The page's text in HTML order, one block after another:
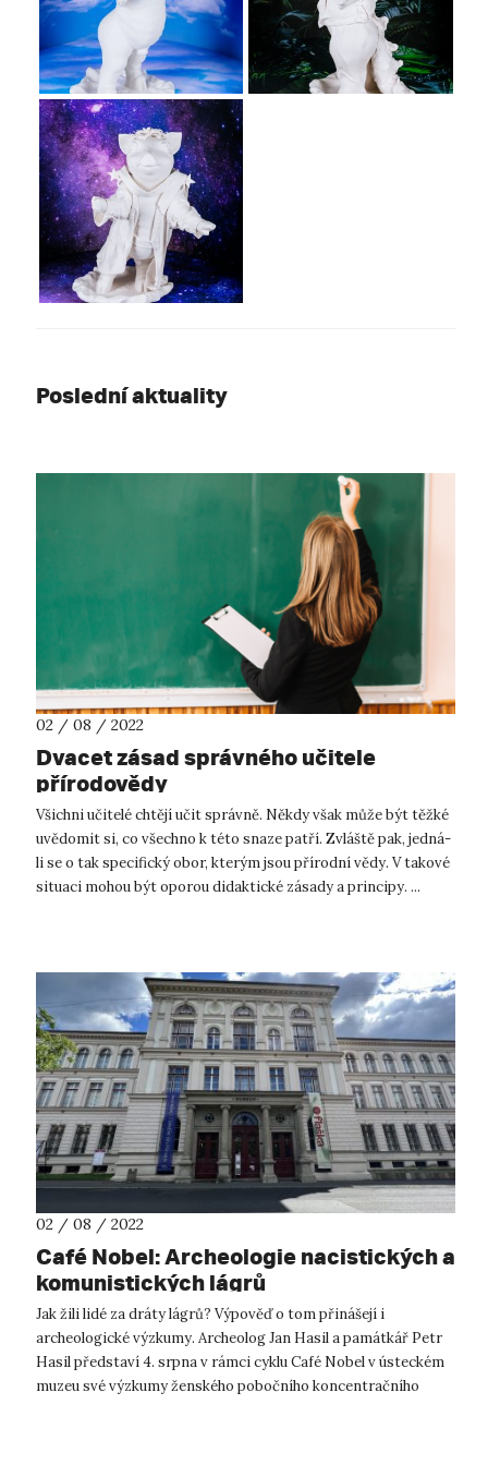
Poslední aktuality
02 / 08 / 2022
Dvacet zásad správného učitele
přírodovědy
Všichni učitelé chtějí učit správně. Někdy však může být těžké
uvědomit si, co všechno k této snaze patří. Zvláště pak, jedná-
li se o tak specifický obor, kterým jsou přírodní vědy. V takové
situaci mohou být oporou didaktické zásady a principy. ...
02 / 08 / 2022
Café Nobel: Archeologie nacistických a
komunistických lágrů
Jak žili lidé za dráty lágrů? Výpověď o tom přinášejí i
archeologické výzkumy. Archeolog Jan Hasil a památkář Petr
Hasil představí 4. srpna v rámci cyklu Café Nobel v ústeckém
muzeu své výzkumy ženského pobočního koncentračního